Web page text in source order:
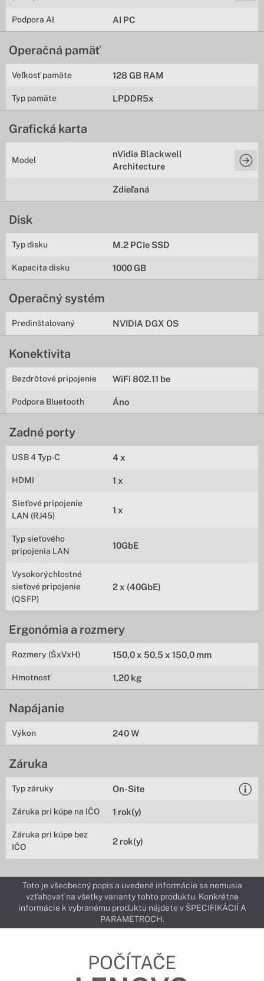
Podpora AI AI PC
Operačná pamäť
Veľkosť pamäte 128 GB RAM
Typ pamäte LPDDR5x
Grafická karta
Model
nVidia Blackwell
Architecture
Zdieľaná
Disk
Typ disku M.2 PCIe SSD
Kapacita disku 1000 GB
Operačný systém
Predinštalovaný NVIDIA DGX OS
Konektivita
Bezdrôtové pripojenie WiFi 802.11 be
Podpora Bluetooth Áno
Zadné porty
USB 4 Typ-C 4 x
HDMI 1 x
Sieťové pripojenie
LAN (RJ45)
1 x
Typ sieťového
pripojenia LAN
10GbE
Vysokorýchlostné
sieťové pripojenie
(QSFP)
2 x (40GbE)
Ergonómia a rozmery
Rozmery (ŠxVxH) 150,0 x 50,5 x 150,0 mm
Hmotnosť 1,20 kg
Napájanie
Výkon 240 W
Záruka
Typ záruky On-Site
Záruka pri kúpe na IČO 1 rok(y)
Záruka pri kúpe bez
IČO
2 rok(y)
Toto je všeobecný popis a uvedené informácie sa nemusia
vzťahovať na všetky varianty tohto produktu. Konkrétne
informácie k vybranému produktu nájdete v ŠPECIFIKÁCIÍ A
PARAMETROCH.
POČÍTAČE